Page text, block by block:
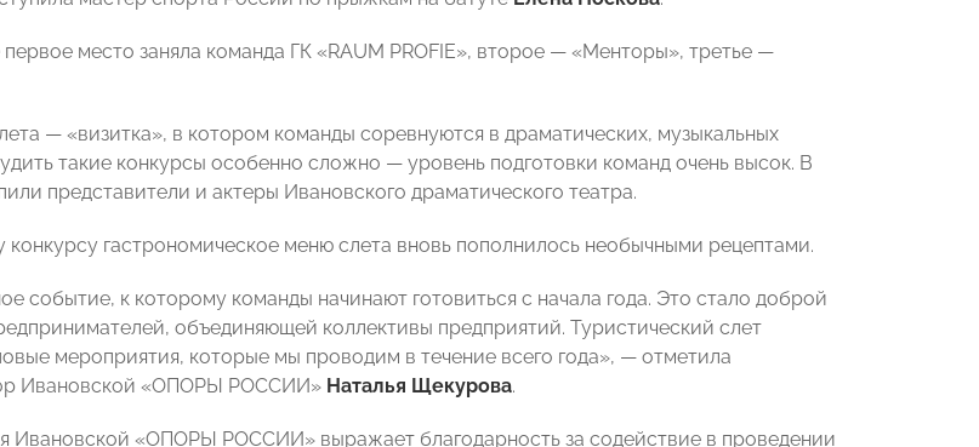
место заняла команда ГК «RAUM PROFIE», второе — «Менторы», третье —
— «визитка», в котором команды соревнуются в драматических, музыкальных
такие конкурсы особенно сложно — уровень подготовки команд очень высок. В
представители и актеры Ивановского драматического театра.
конкурсу гастрономическое меню слета вновь пополнилось необычными рецептами.
событие, к которому команды начинают готовиться с начала года. Это стало доброй
объединяющей коллективы предприятий. Туристический слет
мероприятия, которые мы проводим в течение всего года», — отметила
Ивановской «ОПОРЫ РОССИИ» Наталья Щекурова.
Ивановской «ОПОРЫ РОССИИ» выражает благодарность за содействие в проведении